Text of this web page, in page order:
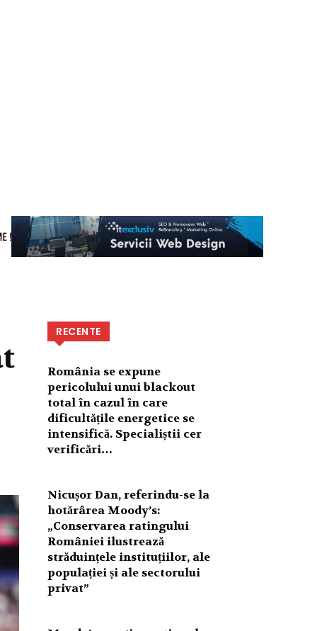
RECENTE
România se expune
pericolului unui blackout
total în cazul în care
dificultățile energetice se
intensifică. Specialiștii cer
verificări…
Nicușor Dan, referindu-se la
hotărârea Moody’s:
„Conservarea ratingului
României ilustrează
străduințele instituțiilor, ale
populației și ale sectorului
privat”